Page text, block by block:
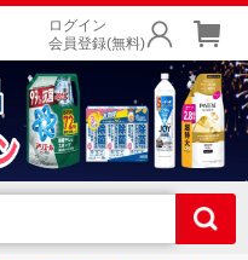
ログイン
会員登録(無料)